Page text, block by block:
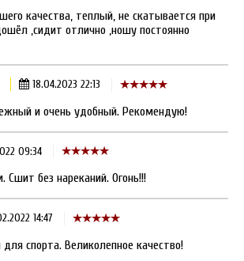
качества, теплый, не скатывается при
,сидит отлично ,ношу постоянно
18.04.2023 22:13
и очень удобный. Рекомендую!
09:34
без нареканий. Огонь!!!
14:47
спорта. Великолепное качество!